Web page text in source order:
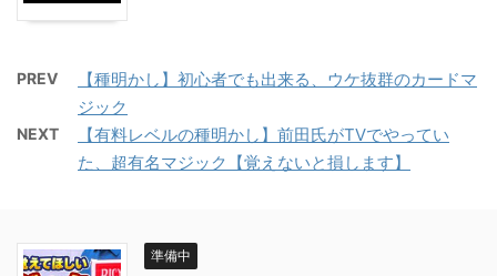
PREV
【種明かし】初心者でも出来る、ウケ抜群のカードマ
ジック
NEXT
【有料レベルの種明かし】前田氏がTVでやってい
た、超有名マジック【覚えないと損します】
準備中